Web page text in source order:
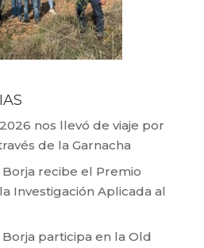
nos llevó de viaje por
de la Garnacha
recibe el Premio
Investigación Aplicada al
participa en la Old